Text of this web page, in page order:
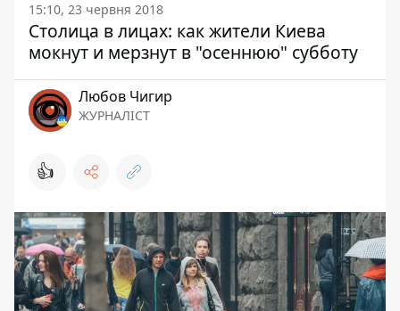
15:10, 23 червня 2018
Столица в лицах: как жители Киева
мокнут и мерзнут в "осеннюю" субботу
Любов Чигир
ЖУРНАЛІСТ
👍